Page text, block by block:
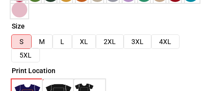
Size
S
M L XL 2XL 3XL
4XL
5XL
Print Location